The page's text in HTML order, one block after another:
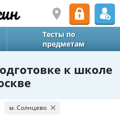
Тесты по
предметам
к школе
м. Солнцево